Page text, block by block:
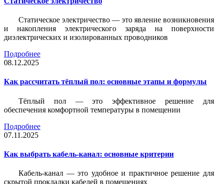
Статическое электричество — это явление возникновения
и накопления электрического заряда на поверхности
диэлектрических и изолированных проводников
Подробнее
08.12.2025
Как рассчитать тёплый пол: основные этапы и формулы
Тёплый пол — это эффективное решение для
обеспечения комфортной температуры в помещении
Подробнее
07.11.2025
Как выбрать кабель-канал: основные критерии
Кабель-канал — это удобное и практичное решение для
скрытой прокладки кабелей в помещениях